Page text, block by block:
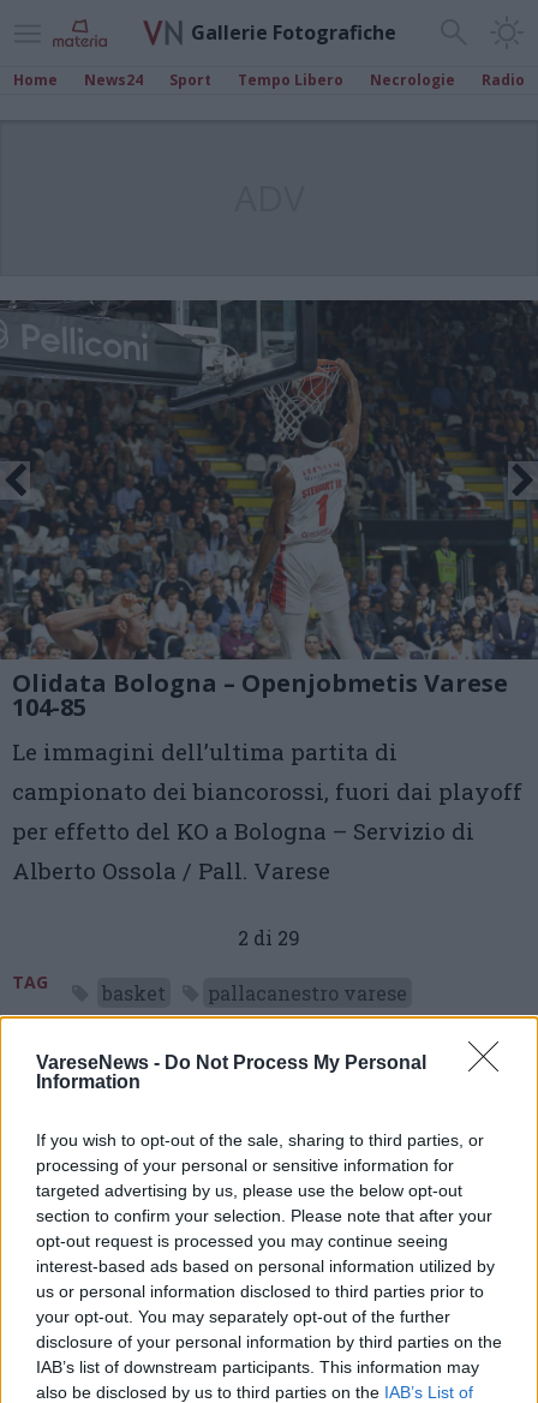
VareseNews - Do Not Process My Personal
Information
If you wish to opt-out of the sale, sharing to third parties, or
processing of your personal or sensitive information for
targeted advertising by us, please use the below opt-out
section to confirm your selection. Please note that after your
opt-out request is processed you may continue seeing
interest-based ads based on personal information utilized by
us or personal information disclosed to third parties prior to
your opt-out. You may separately opt-out of the further
disclosure of your personal information by third parties on the
IAB’s list of downstream participants. This information may
also be disclosed by us to third parties on the IAB’s List of
Gallerie Fotografiche
Home News24 Sport Tempo Libero Necrologie Radio
Olidata Bologna – Openjobmetis Varese
104-85
Le immagini dell’ultima partita di
campionato dei biancorossi, fuori dai playoff
per effetto del KO a Bologna – Servizio di
Alberto Ossola / Pall. Varese
2 di 29
TAG basket
pallacanestro varese
Leggi l'articolo:
La Openjobmetis cade sul traguardo: Varese KO, ai playoff
ci va Trento
Kastritis: “Oggi non è un funerale: sono orgoglioso di tutti”
Nkamhoua, un ultimo ballo da Eurolega. Renfro
persevera nel peccato